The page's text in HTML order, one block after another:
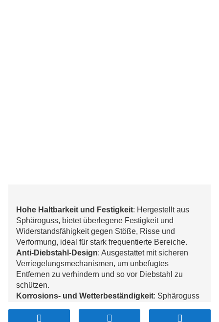
Hohe Haltbarkeit und Festigkeit: Hergestellt aus
Sphäroguss, bietet überlegene Festigkeit und
Widerstandsfähigkeit gegen Stöße, Risse und
Verformung, ideal für stark frequentierte Bereiche.
Anti-Diebstahl-Design: Ausgestattet mit sicheren
Verriegelungsmechanismen, um unbefugtes
Entfernen zu verhindern und so vor Diebstahl zu
schützen.
Korrosions- und Wetterbeständigkeit: Sphäroguss
Umgebungsbedingungen und gewährleistet eine lang